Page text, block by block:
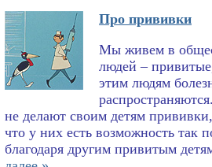
Про прививки
Мы живем в
людей –
этим людям
не делают своим детям
что у них есть возможность так
благодаря другим привитым